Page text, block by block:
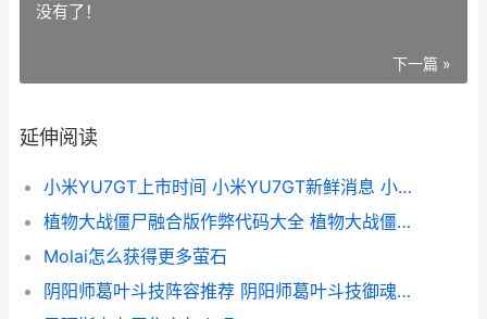
没有了！
下一篇 »
延伸阅读
小米YU7GT上市时间 小米YU7GT新鲜消息 小米met7报价
植物大战僵尸融合版作弊代码大全 植物大战僵尸融合版手机版下载
Molai怎么获得更多萤石
阴阳师葛叶斗技阵容推荐 阴阳师葛叶斗技御魂搭配